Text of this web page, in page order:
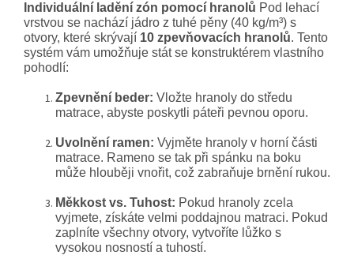
Individuální ladění zón pomocí hranolů Pod lehací
vrstvou se nachází jádro z tuhé pěny (40 kg/m³) s
otvory, které skrývají 10 zpevňovacích hranolů. Tento
systém vám umožňuje stát se konstruktérem vlastního
pohodlí:
Zpevnění beder: Vložte hranoly do středu
matrace, abyste poskytli páteři pevnou oporu.
Uvolnění ramen: Vyjměte hranoly v horní části
matrace. Rameno se tak při spánku na boku
může hlouběji vnořit, což zabraňuje brnění rukou.
Měkkost vs. Tuhost: Pokud hranoly zcela
vyjmete, získáte velmi poddajnou matraci. Pokud
zaplníte všechny otvory, vytvoříte lůžko s
vysokou nosností a tuhostí.